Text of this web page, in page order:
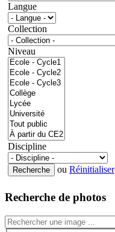
Langue
Collection
Niveau
Discipline
ou Réinitialiser
Recherche de photos